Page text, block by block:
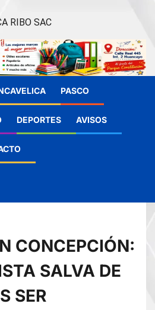
RIBO SAC
PASCO
DEPORTES AVISOS
CONCEPCIÓN:
SALVA DE
SER